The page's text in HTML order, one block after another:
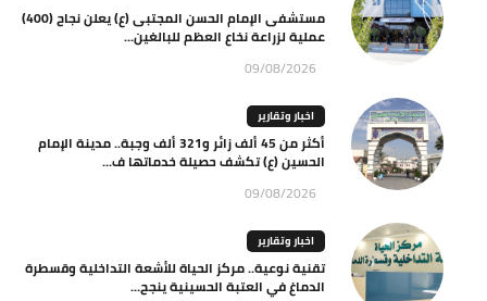
مستشفى الإمام الحسن المجتبى (ع) يعلن نجاح (400)
عملية لزراعة نخاع العظم للبالغين...
09/08/2026
اخبار وتقارير
أكثر من 45 ألف زائر و321 ألف وجبة.. مدينة الإمام
الحسين (ع) تكشف حصيلة خدماتها ف...
09/08/2026
اخبار وتقارير
تقنية نوعية.. مركز الحياة للأشعة التداخلية وقسطرة
الدماغ في العتبة الحسينية ينجح...